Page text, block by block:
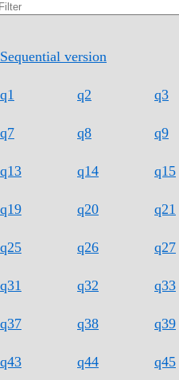
Sequential version
q1 q2 q3
q7 q8 q9
q13 q14 q15
q19 q20 q21
q25 q26 q27
q31 q32 q33
q37 q38 q39
q43 q44 q45